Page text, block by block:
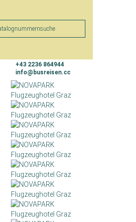
+43 2236 864944
info@busreisen.cc